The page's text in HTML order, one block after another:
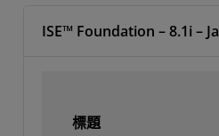
ISE™ Foundation – 8.1i –
標題